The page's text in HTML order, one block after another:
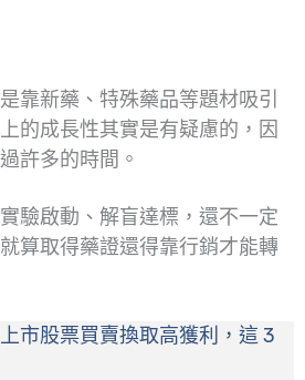
靠新藥、特殊藥品等題材吸引
的成長性其實是有疑慮的，因
許多的時間。
驗啟動、解盲達標，還不一定
算取得藥證還得靠行銷才能轉
市股票買賣換取高獲利，這 3